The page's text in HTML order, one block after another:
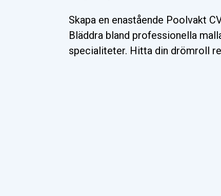
Skapa en enastående Poolvakt
Bläddra bland professionella
specialiteter. Hitta din drömroll